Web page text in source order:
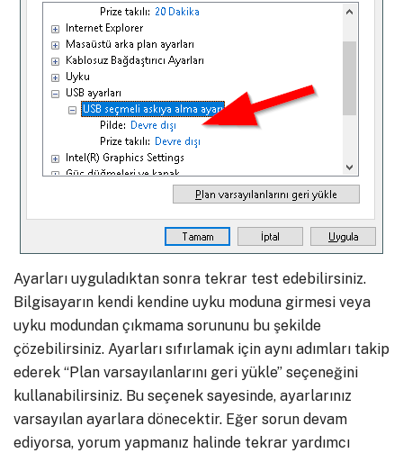
Ayarları uyguladıktan sonra tekrar test edebilirsiniz.
Bilgisayarın kendi kendine uyku moduna girmesi veya
uyku modundan çıkmama sorununu bu şekilde
çözebilirsiniz. Ayarları sıfırlamak için aynı adımları takip
ederek “Plan varsayılanlarını geri yükle” seçeneğini
kullanabilirsiniz. Bu seçenek sayesinde, ayarlarınız
varsayılan ayarlara dönecektir. Eğer sorun devam
ediyorsa, yorum yapmanız halinde tekrar yardımcı